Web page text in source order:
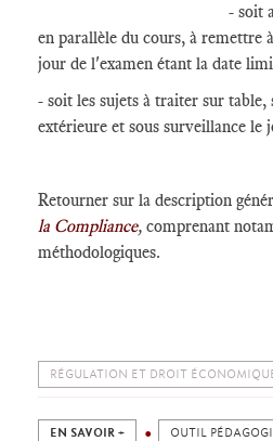
- soit
en parallèle du cours, à remettre
jour de l'examen étant la date
- soit les sujets à traiter sur table,
extérieure et sous surveillance le
Retourner sur la description
la Compliance, comprenant
méthodologiques.
RÉGULATION ET DROIT
EN SAVOIR + OUTIL